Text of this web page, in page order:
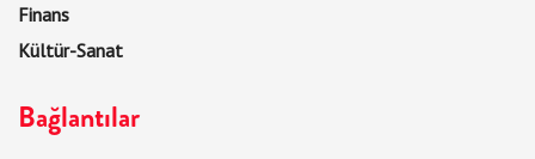
Finans
Kültür-Sanat
Bağlantılar